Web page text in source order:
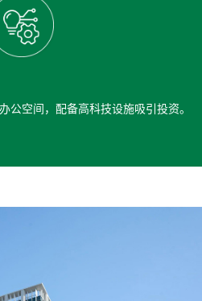
公空间，配备高科技设施吸引投资。